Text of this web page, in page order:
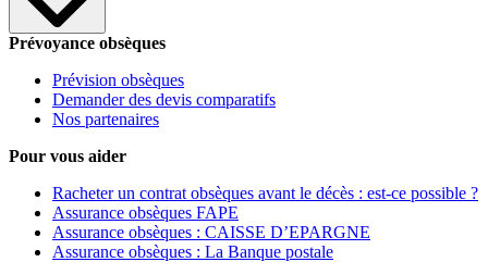
Prévoyance obsèques
Prévision obsèques
Demander des devis comparatifs
Nos partenaires
Pour vous aider
Racheter un contrat obsèques avant le décès : est-ce possible ?
Assurance obsèques FAPE
Assurance obsèques : CAISSE D’EPARGNE
Assurance obsèques : La Banque postale